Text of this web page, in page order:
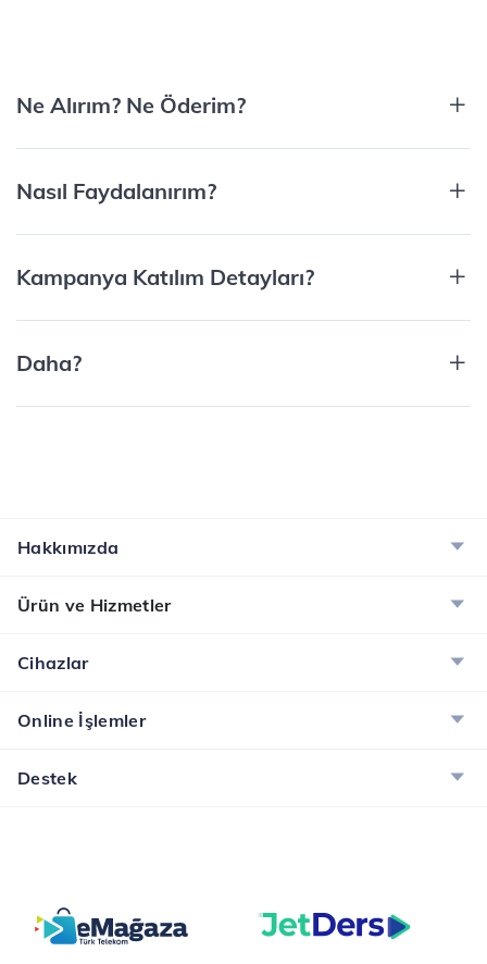
Ne Alırım? Ne Öderim?​
Nasıl Faydalanırım?
Kampanya Katılım Detayları?
Daha?
Hakkımızda
Ürün ve Hizmetler
Cihazlar
Online İşlemler
Destek